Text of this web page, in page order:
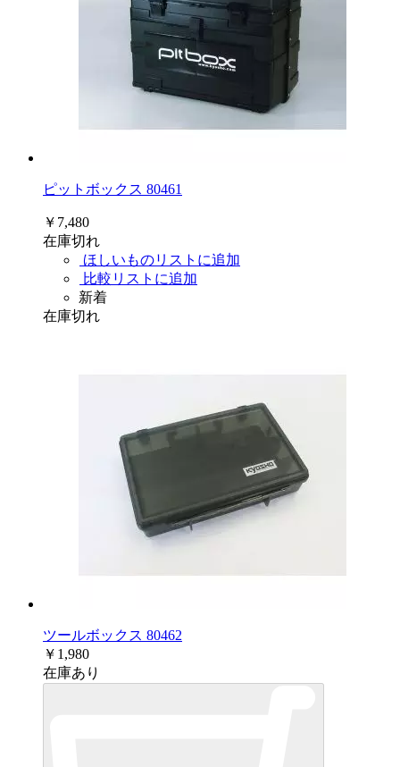
ピットボックス 80461
￥7,480
在庫切れ
ほしいものリストに追加
比較リストに追加
新着
在庫切れ
ツールボックス 80462
￥1,980
在庫あり